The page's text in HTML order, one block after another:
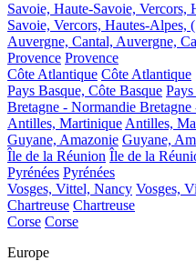
Savoie, Haute-Savoie, Vercors,
Savoie, Vercors, Hautes-Alpes,
Auvergne, Cantal, Auvergne,
Provence Provence
Côte Atlantique Côte Atlantique
Pays Basque, Côte Basque
Bretagne - Normandie
Antilles, MartiniqueAntilles,
Guyane, Amazonie Guyane,
Île de la Réunion Île de la
Pyrénées Pyrénées
Vosges, Vittel, Nancy Vosges,
Chartreuse Chartreuse
Corse Corse
Europe